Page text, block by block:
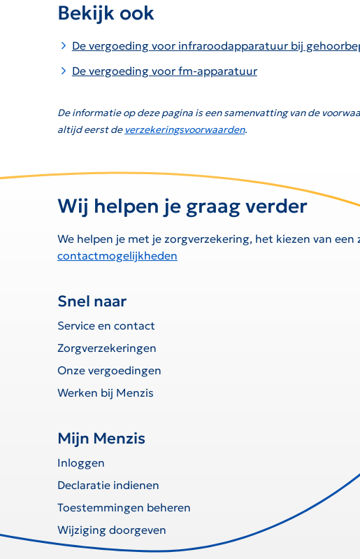
Bekijk ook
De vergoeding voor infraroodapparatuur bij
De vergoeding voor fm-apparatuur
De informatie op deze pagina is een samenvatting van de
altijd eerst de verzekeringsvoorwaarden.
Wij helpen je graag verder
We helpen je met je zorgverzekering, het kiezen van
contactmogelijkheden
Snel naar
Service en contact
Zorgverzekeringen
Onze vergoedingen
Werken bij Menzis
Mijn Menzis
Inloggen
Declaratie indienen
Toestemmingen beheren
Wijziging doorgeven